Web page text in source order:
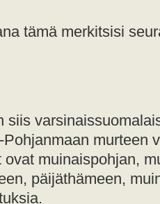
tämä merkitsisi
siis
murteen
ovat muinaispohjan,
päijäthämeen,